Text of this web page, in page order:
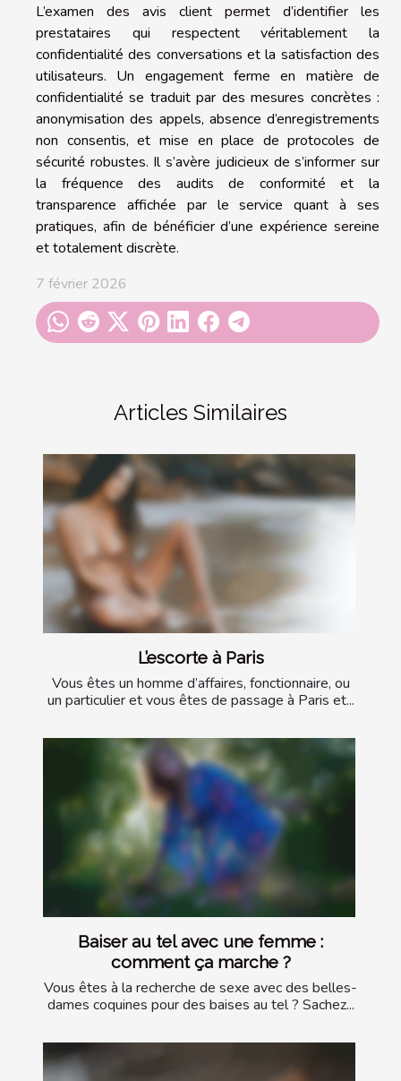
Articles Similaires
L’escorte à Paris
Vous êtes un homme d’affaires, fonctionnaire, ou
un particulier et vous êtes de passage à Paris et...
Baiser au tel avec une femme :
comment ça marche ?
Vous êtes à la recherche de sexe avec des belles-
dames coquines pour des baises au tel ? Sachez...
L’examen des avis client permet d’identifier les
prestataires qui respectent véritablement la
confidentialité des conversations et la satisfaction des
utilisateurs. Un engagement ferme en matière de
confidentialité se traduit par des mesures concrètes :
anonymisation des appels, absence d’enregistrements
non consentis, et mise en place de protocoles de
sécurité robustes. Il s’avère judicieux de s’informer sur
la fréquence des audits de conformité et la
transparence affichée par le service quant à ses
pratiques, afin de bénéficier d’une expérience sereine
et totalement discrète.
7 février 2026